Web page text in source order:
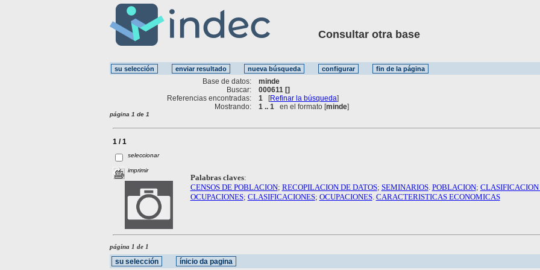
Consultar otra base
Base de datos:
minde
Buscar:
000611 []
Referencias encontradas:
1 [Refinar la búsqueda]
Mostrando:
1 .. 1 en el formato [minde]
página 1 de 1
1 / 1
seleccionar
imprimir
Palabras claves:
CENSOS DE POBLACION; RECOPILACION DE DATOS; SEMINARIOS. POBLACION; CLASIFICACION
OCUPACIONES; CLASIFICACIONES; OCUPACIONES. CARACTERISTICAS ECONOMICAS
página 1 de 1